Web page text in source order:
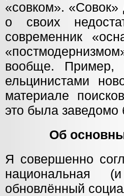
«совком».
о своих
современник
вообще. Пример,
ельцинистами
материале
это была заведомо
Об
Я совершенно
национальная
обновлённый